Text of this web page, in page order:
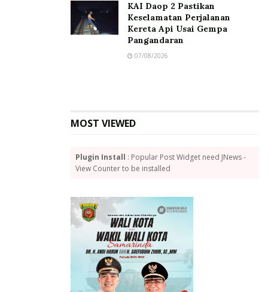
KAI Daop 2 Pastikan
Keselamatan Perjalanan
Kereta Api Usai Gempa
Pangandaran
07/08/2026
MOST VIEWED
Plugin Install : Popular Post Widget need JNews -
View Counter to be installed